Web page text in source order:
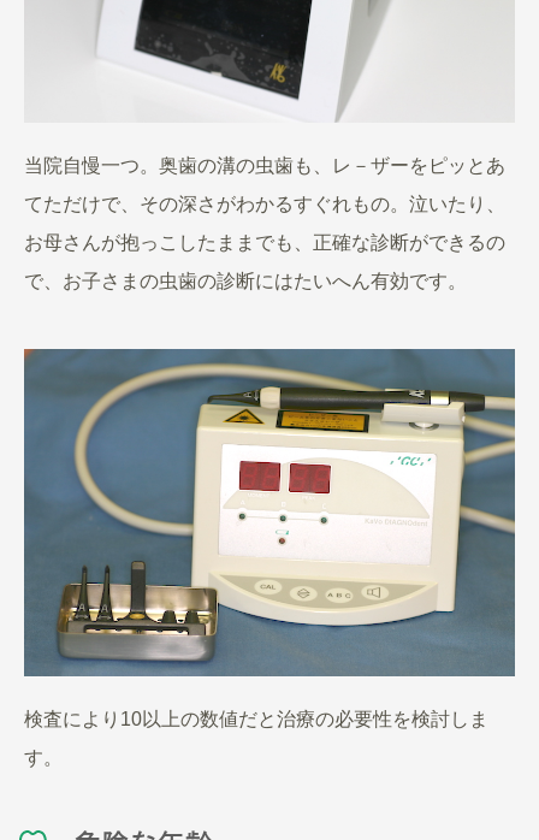
当院自慢一つ。奥歯の溝の虫歯も、レ－ザーをピッとあ
てただけで、その深さがわかるすぐれもの。泣いたり、
お母さんが抱っこしたままでも、正確な診断ができるの
で、お子さまの虫歯の診断にはたいへん有効です。
検査により10以上の数値だと治療の必要性を検討しま
す。